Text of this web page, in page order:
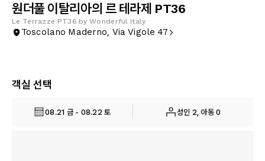
원더풀 이탈리아의 르 테라제 PT36
Le Terrazze PT36 by Wonderful Italy
Toscolano Maderno, Via Vigole 47
객실 선택
08.21 금 - 08.22 토 성인 2, 아동 0